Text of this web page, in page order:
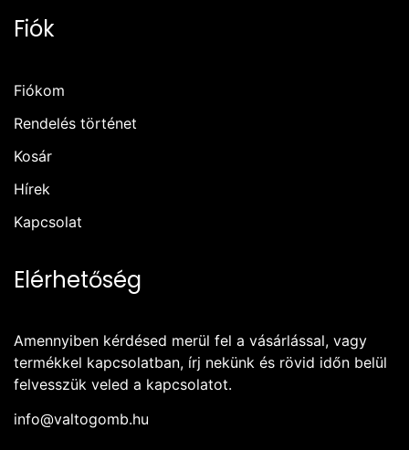
Fiók
Fiókom
Rendelés történet
Kosár
Hírek
Kapcsolat
Elérhetőség
Amennyiben kérdésed merül fel a vásárlással, vagy
termékkel kapcsolatban, írj nekünk és rövid időn belül
felvesszük veled a kapcsolatot.
info@valtogomb.hu